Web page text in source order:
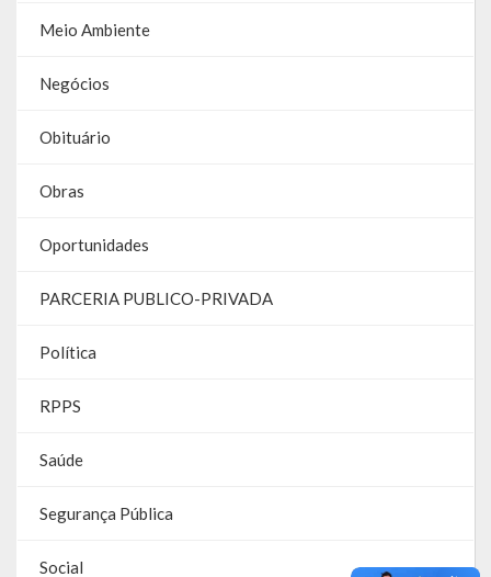
Legislação
Lei Municipal
Parcerias – LEI 13.019/2014
LDO
Transparência
Apresentação
Portal da Transparência
Meio Ambiente
Negócios
Obituário
Obras
Oportunidades
PARCERIA PUBLICO-PRIVADA
Política
RPPS
Saúde
Segurança Pública
Social